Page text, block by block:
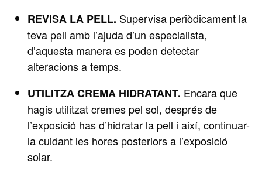
REVISA LA PELL. Supervisa periòdicament la
teva pell amb l’ajuda d’un especialista,
d’aquesta manera es poden detectar
alteracions a temps.
UTILITZA CREMA HIDRATANT. Encara que
hagis utilitzat cremes pel sol, després de
l’exposició has d’hidratar la pell i així, continuar-
la cuidant les hores posteriors a l’exposició
solar.